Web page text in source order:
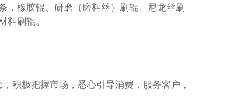
橡胶辊、研磨（磨料丝）刷辊、尼龙丝刷
刷辊。
积极把握市场，悉心引导消费，服务客户，